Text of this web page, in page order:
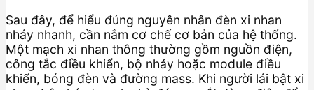
Sau đây, để hiểu đúng nguyên nhân đèn xi nhan
nháy nhanh, cần nắm cơ chế cơ bản của hệ thống.
Một mạch xi nhan thông thường gồm nguồn điện,
công tắc điều khiển, bộ nháy hoặc module điều
khiển, bóng đèn và đường mass. Khi người lái bật xi